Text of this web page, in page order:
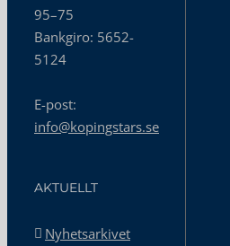
95–75
Bankgiro: 5652-
5124
E-post:
info@kopingstars.se
AKTUELLT
Nyhetsarkivet